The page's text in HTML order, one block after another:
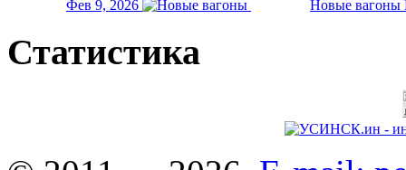
Фев 9, 2026
Новые вагоны
Статистика